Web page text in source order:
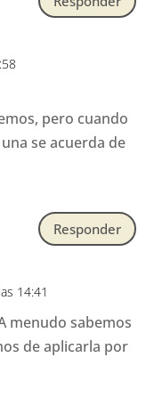
pero cuando
se acuerda de
Responder
14:41
menudo sabemos
de aplicarla por